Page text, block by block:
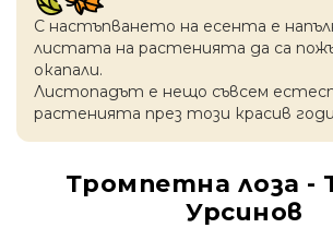
С настъпването на есентa е
листата на растенията да са
окапaли.
Листопадът е нещо съвсем
растенията през този красив
Тромпетна лоза -
Урсинов